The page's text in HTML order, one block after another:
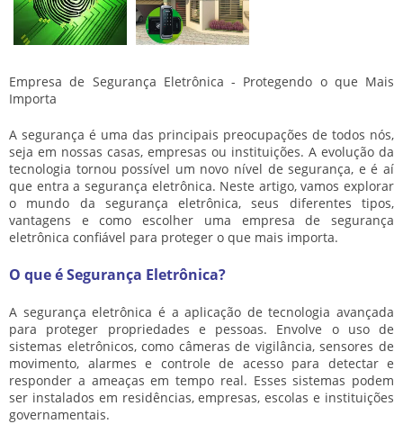
Empresa de Segurança Eletrônica - Protegendo o que Mais
Importa
A segurança é uma das principais preocupações de todos nós,
seja em nossas casas, empresas ou instituições. A evolução da
tecnologia tornou possível um novo nível de segurança, e é aí
que entra a segurança eletrônica. Neste artigo, vamos explorar
o mundo da segurança eletrônica, seus diferentes tipos,
vantagens e como escolher uma empresa de segurança
eletrônica confiável para proteger o que mais importa.
O que é Segurança Eletrônica?
A segurança eletrônica é a aplicação de tecnologia avançada
para proteger propriedades e pessoas. Envolve o uso de
sistemas eletrônicos, como câmeras de vigilância, sensores de
movimento, alarmes e controle de acesso para detectar e
responder a ameaças em tempo real. Esses sistemas podem
ser instalados em residências, empresas, escolas e instituições
governamentais.